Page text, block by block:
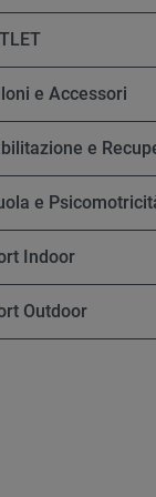
e Accessori
e
e
Indoor
Outdoor